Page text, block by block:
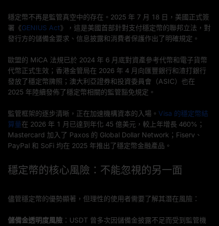
穩定幣不再是監管真空中的存在。2025 年 7 月 18 日，美國正式簽
署《GENIUS Act》，這是美國首部針對支付穩定幣的聯邦立法，對
發行方的儲備金要求、信息披露和消費者保護作出了明確規定。
歐盟的 MiCA 法規已於 2024 年 6 月底對資產參考代幣和電子貨幣
代幣正式生效；香港金管局在 2026 年 4 月向匯豐銀行和渣打銀行
發放了穩定幣牌照；澳大利亞證券和投資委員會（ASIC）也在
2025 年陸續發佈了穩定幣相關的監管豁免規定。
監管框架的逐步清晰，正在加速機構資本的入場。 Visa 的穩定幣結
算量在 2026 年 1 月已達到年化 45 億美元，較上年增長 460%；
Mastercard 加入了 Paxos 的 Global Dollar Network；Fiserv、
PayPal 和 SoFi 均在 2025 年推出了穩定幣金融產品。
穩定幣的核心風險：不能忽視的另一面
儘管穩定幣的優勢顯著，但理性的使用者需要了解其潛在風險：
儲備金透明度風險 ：USDT 曾多次因儲備金披露不足而受到監管機